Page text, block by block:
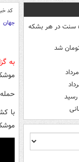
قیمت نفت به ۸۳ دلار و ۵۵ سنت در هر بشکه
کد
جهان
به
با